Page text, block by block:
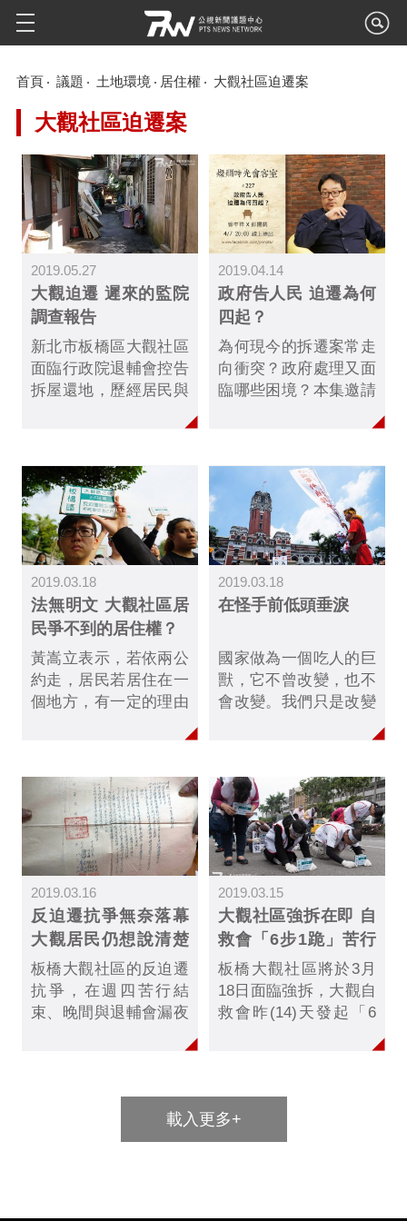
首頁 議題 土地環境 居住權 大觀社區迫遷案
大觀社區迫遷案
2019.05.27
大觀迫遷 遲來的監院
調查報告
新北市板橋區大觀社區
面臨行政院退輔會控告
拆屋還地，歷經居民與
年3月居民簽署協議放
高額不當得利，以及安
置計畫。全區即將在6
月拆除，但是24日監察
院調查報告出爐，指出
退輔會以「公法遁入私
法」手段，迫遷大觀社
區居民，有違兩公約
「適足居住權」，並且
要求行政院研議專法，
解決迫遷爭議。
2019.04.14
政府告人民 迫遷為何
四起？
為何現今的拆遷案常走
向衝突？政府處理又面
臨哪些困境？本集邀請
書長彭揚凱，帶我們認
2019.03.18
法無明文 大觀社區居
民爭不到的居住權？
黃嵩立表示，若依兩公
約走，居民若居住在一
個地方，有一定的理由
該保障居民住在那，若
民搬遷，也要先妥善安
置。
2019.03.18
在怪手前低頭垂淚
國家做為一個吃人的巨
獸，它不曾改變，也不
會改變。我們只是改變
人，改變怪手前進的方
堅守居住正義的價值，
人民只能低頭垂淚，一
如那夜。
2019.03.16
反迫遷抗爭無奈落幕
大觀居民仍想說清楚
的歷史脈絡
板橋大觀社區的反迫遷
抗爭，在週四苦行結
束、晚間與退輔會漏夜
宣告落幕。對一些居民
但為避免負債，只得走
2019.03.15
大觀社區強拆在即 自
救會「6步1跪」苦行
盼妥善安置
板橋大觀社區將於3月
18日面臨強拆，大觀自
救會昨(14)天發起「6
動，遊行隊伍於退輔會
區後，再以6步1跪的方
式苦行至終點總統府，
自救會呼籲政府應真誠
載入更多+